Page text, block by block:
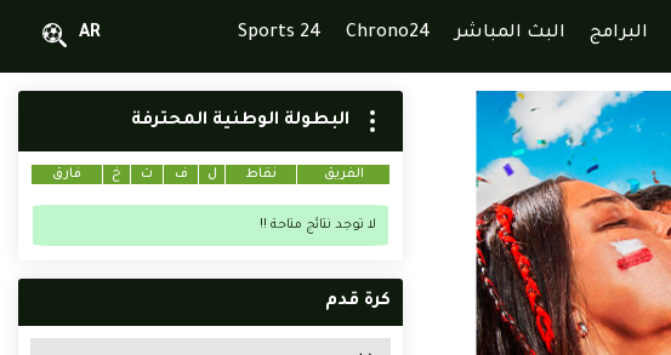
البرامج البث المباشر Chrono24
Sports 24
AR
البطولة الوطنية المحترفة
الفريق نقاط ل ف ت خ فارق
لا توجد نتائج متاحة !!
كرة قدم